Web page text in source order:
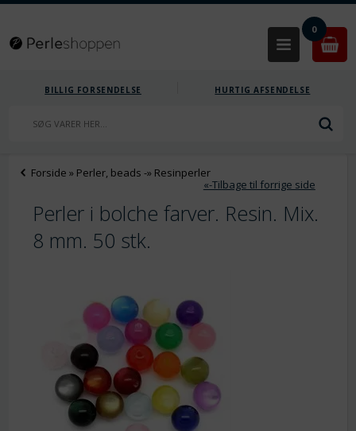
0
BILLIG FORSENDELSE HURTIG AFSENDELSE
Forside » Perler, beads -» Resinperler
«-Tilbage til forrige side
Perler i bolche farver. Resin. Mix.
8 mm. 50 stk.